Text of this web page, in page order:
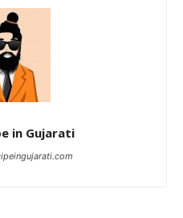
in Gujarati